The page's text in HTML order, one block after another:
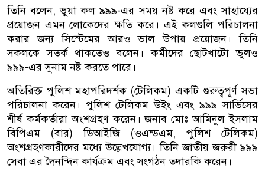
তিনি বলেন, ভুয়া কল ৯৯৯-এর সময় নষ্ট করে এবং সাহায্যের
প্রয়োজন এমন লোকেদের ক্ষতি করে। এই কলগুলি পরিচালনা
করার জন্য সিস্টেমের আরও ভাল উপায় প্রয়োজন। তিনি
সকলকে সতর্ক থাকতেও বলেন। কর্মীদের ছোটখাটো ভুলও
৯৯৯-এর সুনাম নষ্ট করতে পারে।
অতিরিক্ত পুলিশ মহাপরিদর্শক (টেলিকম) একটি গুরুত্বপূর্ণ সভা
পরিচালনা করেন। পুলিশ টেলিকম উইং এবং ৯৯৯ সার্ভিসের
শীর্ষ কর্মকর্তারা অংশগ্রহণ করেন। জনাব মোঃ আমিনুল ইসলাম
বিপিএম (বার) ডিআইজি (ওএন্ডএম, পুলিশ টেলিকম)
অংশগ্রহণকারীদের মধ্যে উল্লেখযোগ্য। তিনি জাতীয় জরুরী ৯৯৯
সেবা এর দৈনন্দিন কার্যক্রম এবং সংগঠন তদারকি করেন।